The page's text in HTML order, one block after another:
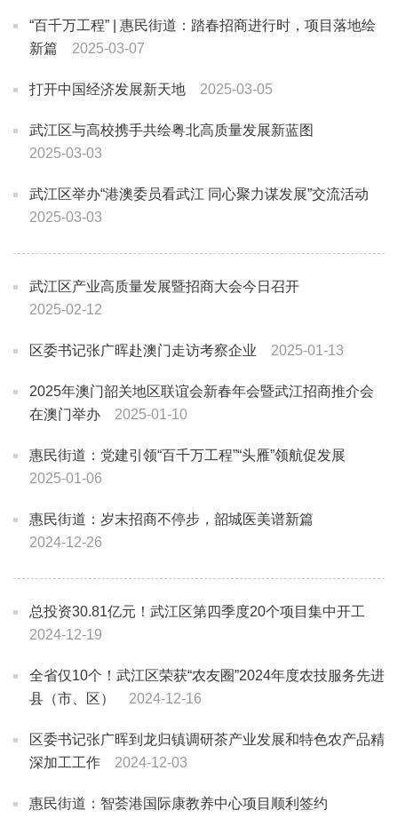
“百千万工程” | 惠民街道：踏春招商进行时，项目落地绘
新篇
2025-03-07
打开中国经济发展新天地 2025-03-05
武江区与高校携手共绘粤北高质量发展新蓝图
2025-03-03
武江区举办“港澳委员看武江 同心聚力谋发展”交流活动
2025-03-03
武江区产业高质量发展暨招商大会今日召开
2025-02-12
区委书记张广晖赴澳门走访考察企业 2025-01-13
2025年澳门韶关地区联谊会新春年会暨武江招商推介会
在澳门举办
2025-01-10
惠民街道：党建引领“百千万工程”“头雁”领航促发展
2025-01-06
惠民街道：岁末招商不停步，韶城医美谱新篇
2024-12-26
总投资30.81亿元！武江区第四季度20个项目集中开工
2024-12-19
全省仅10个！武江区荣获“农友圈”2024年度农技服务先进
县（市、区）
2024-12-16
区委书记张广晖到龙归镇调研茶产业发展和特色农产品精
深加工工作
2024-12-03
惠民街道：智荟港国际康教养中心项目顺利签约